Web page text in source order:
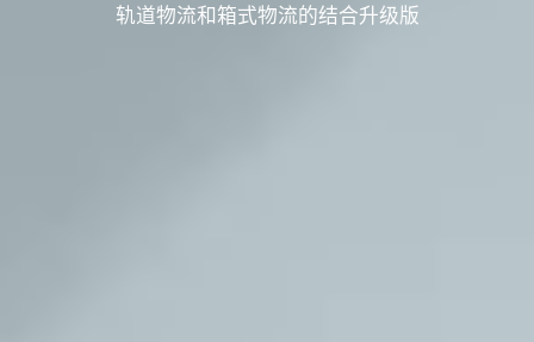
轨道物流和箱式物流的结合升级版